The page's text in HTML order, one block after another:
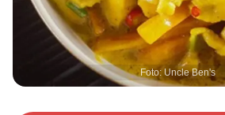
Foto: Uncle Ben's